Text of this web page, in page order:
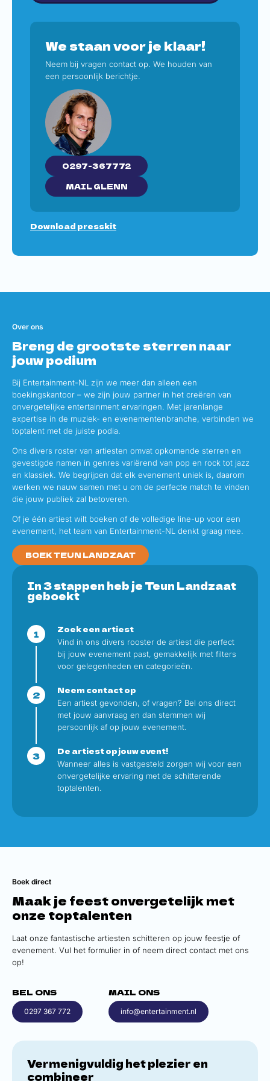
We staan voor je klaar!
Neem bij vragen contact op. We houden van
een persoonlijk berichtje.
0297-367772
MAIL GLENN
Download presskit
Over ons
Breng de grootste sterren naar
jouw podium
Bij Entertainment-NL zijn we meer dan alleen een
boekingskantoor – we zijn jouw partner in het creëren van
onvergetelijke entertainment ervaringen. Met jarenlange
expertise in de muziek- en evenementenbranche, verbinden we
toptalent met de juiste podia.
Ons divers roster van artiesten omvat opkomende sterren en
gevestigde namen in genres variërend van pop en rock tot jazz
en klassiek. We begrijpen dat elk evenement uniek is, daarom
werken we nauw samen met u om de perfecte match te vinden
die jouw publiek zal betoveren.
Of je één artiest wilt boeken of de volledige line-up voor een
evenement, het team van Entertainment-NL denkt graag mee.
BOEK TEUN LANDZAAT
In 3 stappen heb je Teun Landzaat
geboekt
Zoek een artiest
Vind in ons divers rooster de artiest die perfect
bij jouw evenement past, gemakkelijk met filters
voor gelegenheden en categorieën.
Neem contact op
Een artiest gevonden, of vragen? Bel ons direct
met jouw aanvraag en dan stemmen wij
persoonlijk af op jouw evenement.
De artiest op jouw event!
Wanneer alles is vastgesteld zorgen wij voor een
onvergetelijke ervaring met de schitterende
toptalenten.
Boek direct
Maak je feest onvergetelijk met
onze toptalenten
Laat onze fantastische artiesten schitteren op jouw feestje of
evenement. Vul het formulier in of neem direct contact met ons
op!
BEL ONS
0297 367 772
MAIL ONS
info@entertainment.nl
Vermenigvuldig het plezier en
combineer